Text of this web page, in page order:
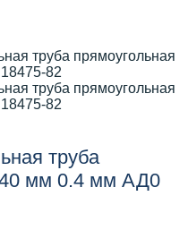
труба
мм 0.4 мм АД0